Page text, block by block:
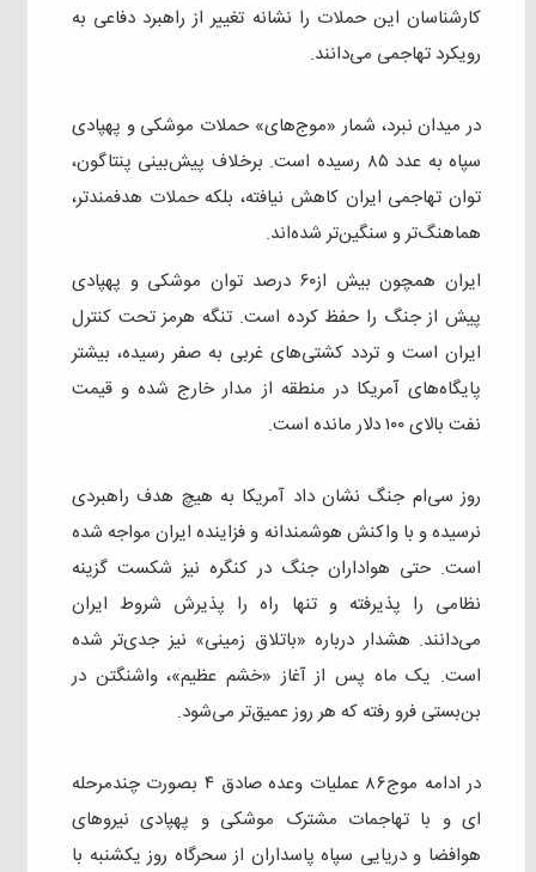
کارشناسان این حملات را نشانه تغییر از راهبرد دفاعی به
رویکرد تهاجمی می‌دانند.
در میدان نبرد، شمار «موج‌های» حملات موشکی و پهپادی
سپاه به عدد ۸۵ رسیده است. برخلاف پیش‌بینی پنتاگون،
توان تهاجمی ایران کاهش نیافته، بلکه حملات هدفمندتر،
هماهنگ‌تر و سنگین‌تر شده‌اند.
ایران همچون بیش از۶۰ درصد توان موشکی و پهپادی
پیش از جنگ را حفظ کرده است. تنگه هرمز تحت کنترل
ایران است و تردد کشتی‌های غربی به صفر رسیده، بیشتر
پایگاه‌های آمریکا در منطقه از مدار خارج شده و قیمت
نفت بالای ۱۰۰ دلار مانده است.
روز سی‌ام جنگ نشان داد آمریکا به هیچ هدف راهبردی
نرسیده و با واکنش هوشمندانه و فزاینده ایران مواجه شده
است. حتی هواداران جنگ در کنگره نیز شکست گزینه
نظامی را پذیرفته و تنها راه را پذیرش شروط ایران
می‌دانند. هشدار درباره «باتلاق زمینی» نیز جدی‌تر شده
است. یک ماه پس از آغاز «خشم عظیم»، واشنگتن در
بن‌بستی فرو رفته که هر روز عمیق‌تر می‌شود.
در ادامه موج۸۶ عملیات وعده صادق ۴ بصورت چندمرحله
ای و با تهاجمات مشترک موشکی و پهپادی نیروهای
هوافضا و دریایی سپاه پاسداران از سحرگاه روز یکشنبه با